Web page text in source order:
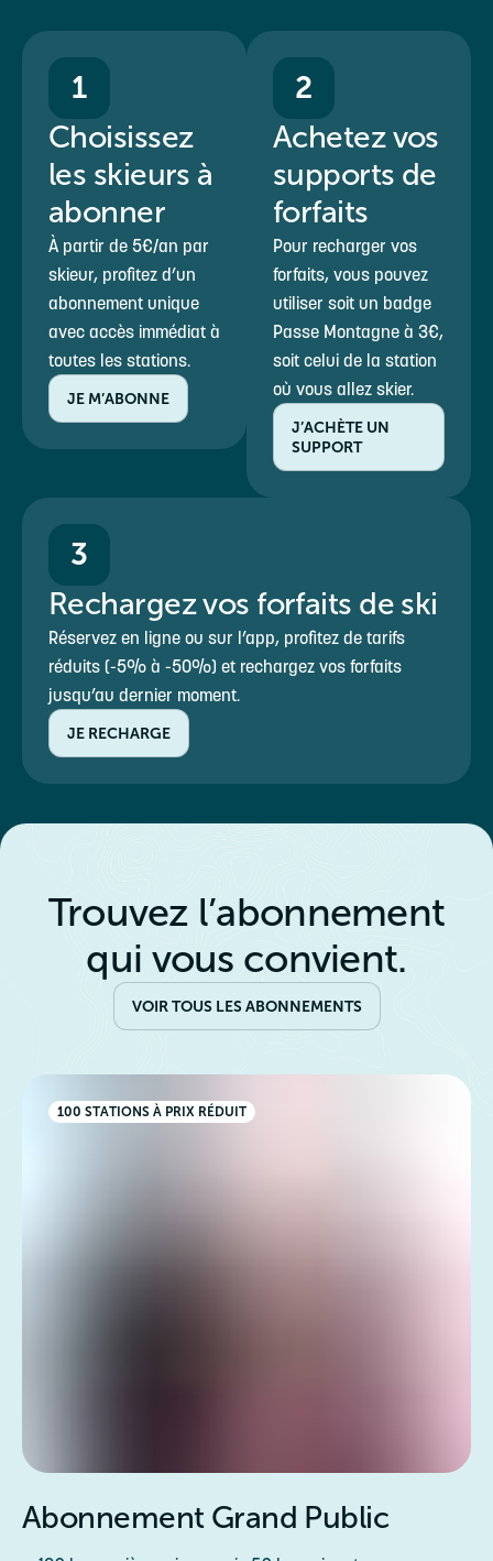
1
Choisissez
les skieurs à
abonner
À partir de 5€/an par
skieur, profitez d’un
abonnement unique
avec accès immédiat à
toutes les stations.
JE M’ABONNE
2
Achetez vos
supports de
forfaits
Pour recharger vos
forfaits, vous pouvez
utiliser soit un badge
Passe Montagne à 3€,
soit celui de la station
où vous allez skier.
J’ACHÈTE UN
SUPPORT
3
Rechargez vos forfaits de ski
Réservez en ligne ou sur l’app, profitez de tarifs
réduits (-5% à -50%) et rechargez vos forfaits
jusqu’au dernier moment.
JE RECHARGE
Trouvez l’abonnement
qui vous convient.
VOIR TOUS LES ABONNEMENTS
100 STATIONS À PRIX RÉDUIT
Abonnement Grand Public